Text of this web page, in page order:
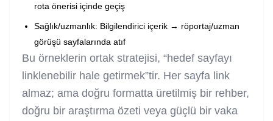
rota önerisi içinde geçiş
Sağlık/uzmanlık: Bilgilendirici içerik → röportaj/uzman
görüşü sayfalarında atıf
Bu örneklerin ortak stratejisi, “hedef sayfayı
linklenebilir hale getirmek”tir. Her sayfa link
almaz; ama doğru formatta üretilmiş bir rehber,
doğru bir araştırma özeti veya güçlü bir vaka